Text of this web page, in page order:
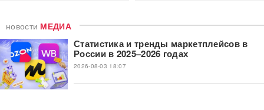
новости МЕДИА
Статистика и тренды маркетплейсов в
России в 2025–2026 годах
2026-08-03 18:07